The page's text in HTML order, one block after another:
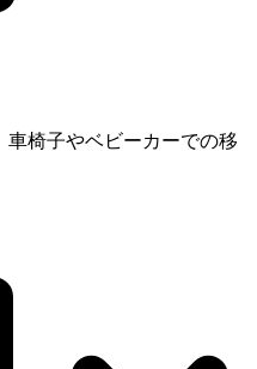
椅子やベビーカーでの移